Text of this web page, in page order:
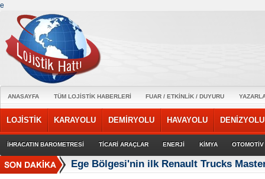
e
ANASAYFA TÜM LOJİSTİK HABERLERİ FUAR / ETKİNLİK / DUYURU
LOJİSTİK KARAYOLU DEMİRYOLU HAVAYOLU DENİZYOLU
İHRACATIN BAROMETRESİ TİCARİ ARAÇLAR ENERJİ KİMYA OTOMOTİV
Ege Bölgesi'nin ilk Renault Trucks